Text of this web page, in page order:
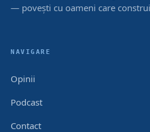
— povești cu oameni care
NAVIGARE
Opinii
Podcast
Contact